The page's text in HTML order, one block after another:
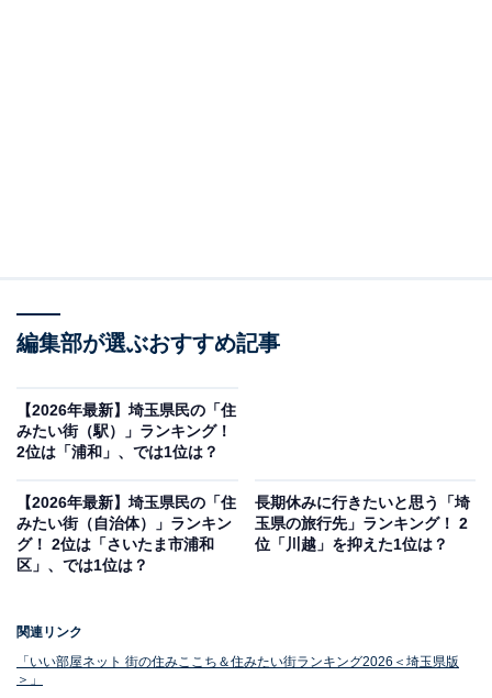
1位：浦和（JR京浜東北線）
編集部が選ぶおすすめ記事
【2026年最新】埼玉県民の「住
みたい街（駅）」ランキング！
2位は「浦和」、では1位は？
【2026年最新】埼玉県民の「住
みたい街（自治体）」ランキン
グ！ 2位は「さいたま市浦和
区」、では1位は？
長期休みに行きたいと思う「埼
玉県の旅行先」ランキング！ 2
位「川越」を抑えた1位は？
関連リンク
「いい部屋ネット 街の住みここち＆住みたい街ランキング2026＜埼玉県版
＞」